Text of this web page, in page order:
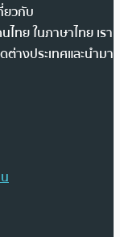
ยวกับ
ทย ในภาษาไทย เรา
างประเทศและนำมา